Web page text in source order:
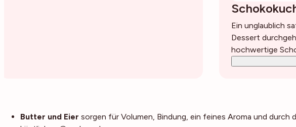
Ein unglaublich
Dessert
hochwertige
Butter und Eier sorgen für Volumen, Bindung, ein feines Aroma und